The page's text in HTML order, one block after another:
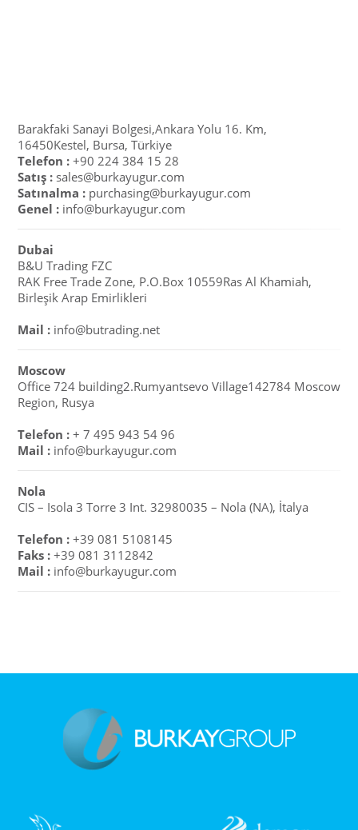
Barakfaki Sanayi Bolgesi,Ankara Yolu 16. Km,
16450Kestel, Bursa, Türkiye
Telefon :+90 224 384 15 28
Satış :sales@burkayugur.com
Satınalma : purchasing@burkayugur.com
Genel : info@burkayugur.com
Dubai
B&U Trading FZC
RAK Free Trade Zone, P.O.Box 10559Ras Al Khamiah,
Birleşik Arap Emirlikleri
Mail : info@butrading.net
Moscow
Office 724 building2.Rumyantsevo Village142784 Moscow
Region, Rusya
Telefon :+ 7 495 943 54 96
Mail :info@burkayugur.com
Nola
CIS – Isola 3 Torre 3 Int. 32980035 – Nola (NA), İtalya
Telefon :+39 081 5108145
Faks : +39 081 3112842
Mail :info@burkayugur.com